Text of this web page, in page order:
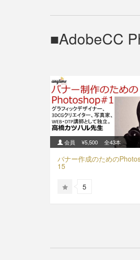
AdobeCC
会員 ¥5,500 全43本
バナー作成のための
15
5